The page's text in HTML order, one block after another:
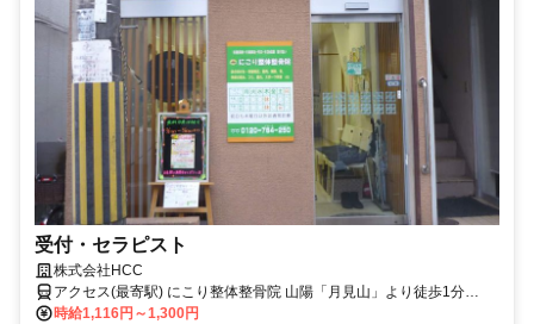
受付・セラピスト
株式会社HCC
アクセス(最寄駅) にこり整体整骨院 山陽「月見山」より徒歩1分
JR「須磨海浜公園」より徒歩8分
時給1,116円～1,300円